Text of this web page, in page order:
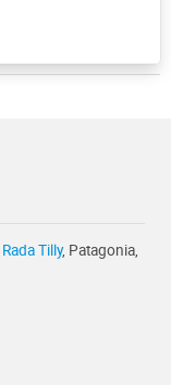
Rada Tilly, Patagonia,